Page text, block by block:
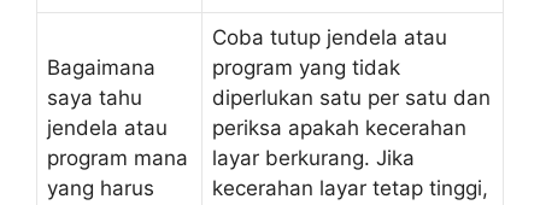
Bagaimana
saya tahu
jendela atau
program mana
yang harus
Coba tutup jendela atau
program yang tidak
diperlukan satu per satu dan
periksa apakah kecerahan
layar berkurang. Jika
kecerahan layar tetap tinggi,